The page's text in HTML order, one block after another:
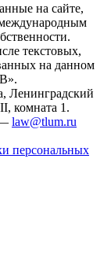
на сайте,
текстовых,
на данном
Ленинградский
комната 1.
law@tlum.ru
персональных